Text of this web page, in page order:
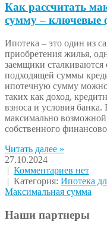
Как рассчитать
сумму – ключевые
Ипотека – это один из
приобретения жилья,
заемщики сталкиваются
подходящей суммы
ипотечную сумму
таких как доход,
взноса и условия
максимально
собственного
Читать далее »
27.10.2024
| Комментариев нет
| Категория: Ипотека
Максимальная сумма
Наши партнеры